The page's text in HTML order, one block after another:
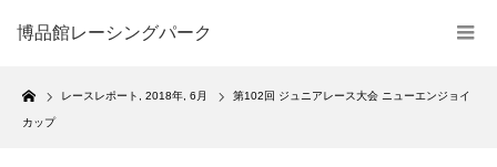
博品館レーシングパーク
Home
レースレポート 2018年 6月 第102回 ジュニアレース大会 ニューエンジョイ
カップ